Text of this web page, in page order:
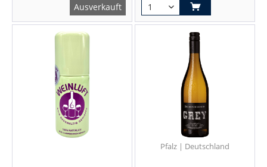
Ausverkauft
Pfalz | Deutschland